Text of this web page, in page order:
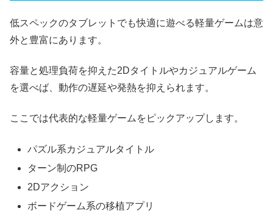
低スペックのタブレットでも快適に遊べる軽量ゲームは意
外と豊富にあります。
容量と処理負荷を抑えた2Dタイトルやカジュアルゲーム
を選べば、動作の遅延や発熱を抑えられます。
ここでは代表的な軽量ゲームをピックアップします。
パズル系カジュアルタイトル
ターン制のRPG
2Dアクション
ボードゲーム系の移植アプリ